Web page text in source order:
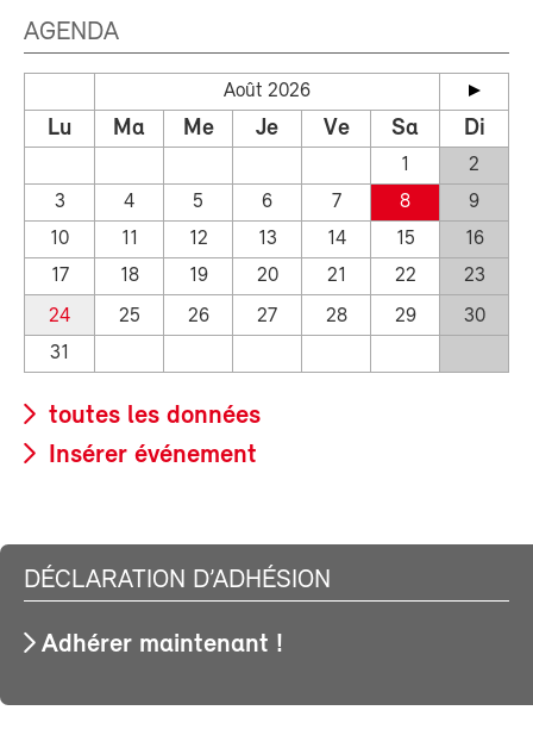
AGENDA
Août 2026
Lu Ma Me Je Ve Sa Di
1
2
3
4 5 6 7 8
9
10
11 12 13 14 15
16
17
18 19 20 21 22
23
24
25 26 27 28 29
30
31
toutes les données
Insérer événement
DÉCLARATION D’ADHÉSION
Adhérer maintenant !